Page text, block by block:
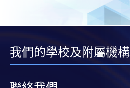
我們的學校及附屬機構